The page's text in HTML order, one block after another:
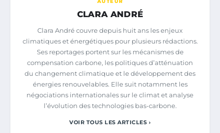
AUTEUR
CLARA ANDRÉ
Clara André couvre depuis huit ans les enjeux
climatiques et énergétiques pour plusieurs rédactions.
Ses reportages portent sur les mécanismes de
compensation carbone, les politiques d’atténuation
du changement climatique et le développement des
énergies renouvelables. Elle suit notamment les
négociations internationales sur le climat et analyse
l’évolution des technologies bas-carbone.
VOIR TOUS LES ARTICLES ›